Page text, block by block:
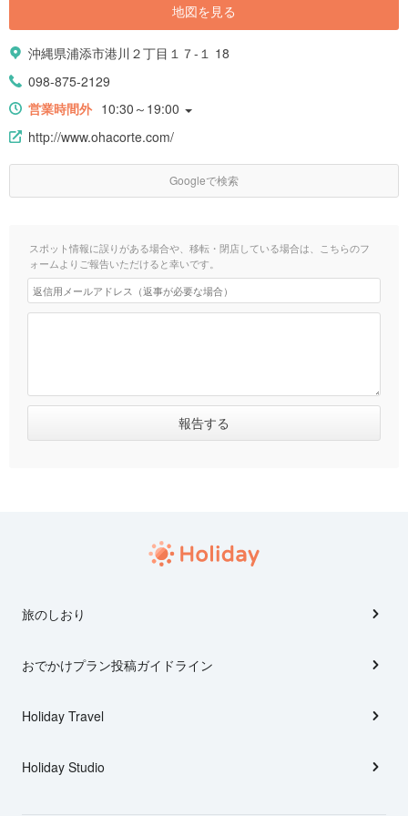
地図を見る
沖縄県浦添市港川２丁目１７-１ 18
098-875-2129
営業時間外 10:30～19:00
http://www.ohacorte.com/
Googleで検索
スポット情報に誤りがある場合や、移転・閉店している場合は、こちらのフ
ォームよりご報告いただけると幸いです。
旅のしおり
おでかけプラン投稿ガイドライン
Holiday Travel
Holiday Studio